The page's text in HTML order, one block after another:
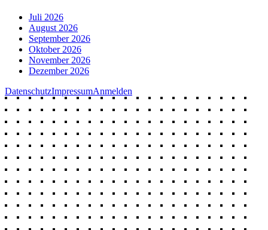
Juli 2026
August 2026
September 2026
Oktober 2026
November 2026
Dezember 2026
DatenschutzImpressumAnmelden